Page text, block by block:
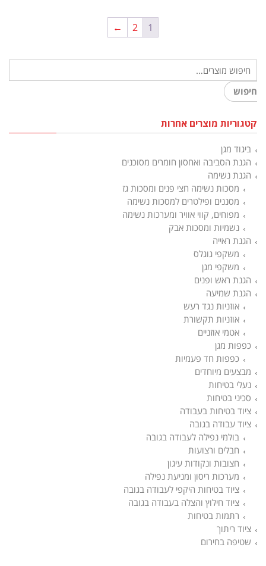
1
2
←
חיפוש
קטגוריות מוצרים אחרות
ביגוד מגן
הגנת הסביבה ואחסון חומרים מסוכנים
הגנת נשימה
מסכות נשימה חצי פנים ומסכות גז
מסננים ופילטרים למסכות נשימה
מפוחים, קווי אוויר ומערכות נשימה
נשמיות ומסכות אבק
הגנת ראייה
משקפי גוגלס
משקפי מגן
הגנת ראש ופנים
הגנת שמיעה
אוזניות נגד רעש
אוזניות תקשורת
אטמי אוזניים
כפפות מגן
כפפות חד פעמיות
מבצעים מיוחדים
נעלי בטיחות
סכיני בטיחות
ציוד בטיחות בעבודה
ציוד עבודה בגובה
בולמי נפילה לעבודה בגובה
חבלים ורצועות
חצובות ונקודות עיגון
מערכות ריסון ומניעת נפילה
ציוד בטיחות היקפי לעבודה בגובה
ציוד חילוץ והצלה בעבודה בגובה
רתמות בטיחות
ציוד ריתוך
שטיפה בחירום